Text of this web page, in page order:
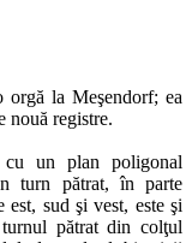
la Meşendorf; ea
nouă registre.
un plan poligonal
turn pătrat, în parte
sud şi vest, este şi
pătrat din colţul